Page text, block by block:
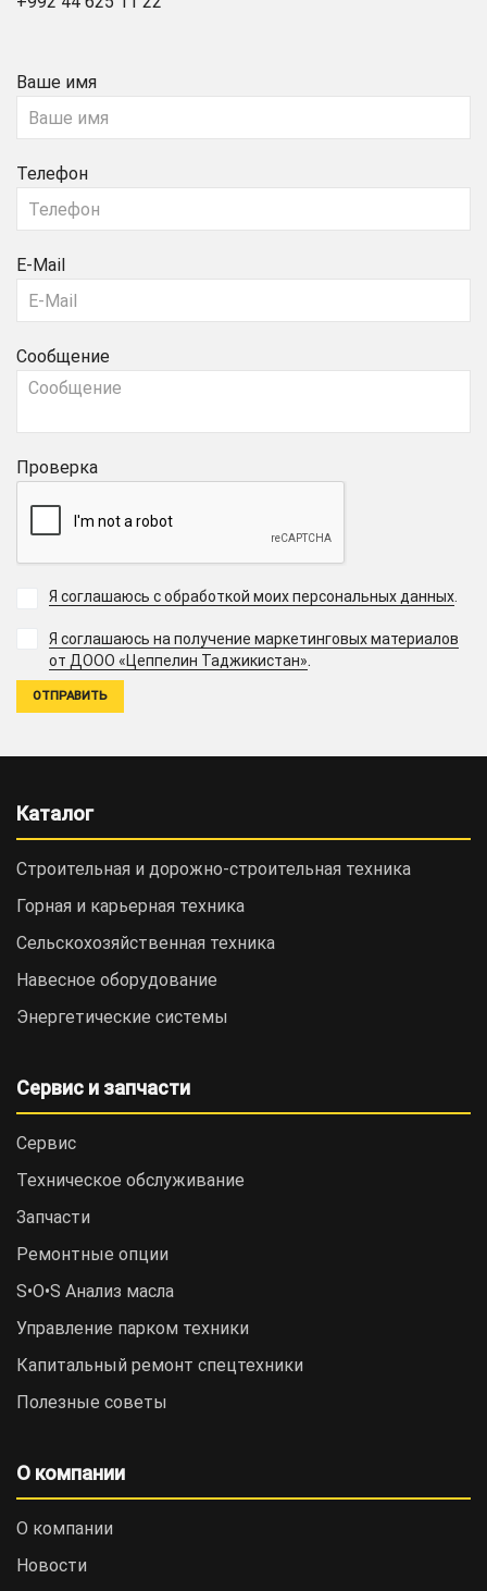
Ваше имя
Телефон
E-Mail
Сообщение
Проверка
Я соглашаюсь с обработкой моих персональных данных
Я соглашаюсь на получение маркетинговых материалов
от ДООО «Цеппелин Таджикистан».
Каталог
Строительная и дорожно-cтроительная техника
Горная и карьерная техника
Сельскохозяйственная техника
Навесное оборудование
Энергетические системы
Сервис и запчасти
Сервис
Техническое обслуживание
Запчасти
Ремонтные опции
S•O•S Анализ масла
Управление парком техники
Капитальный ремонт спецтехники
Полезные советы
О компании
О компании
Новости